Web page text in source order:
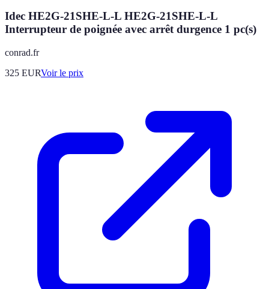
Idec HE2G-21SHE-L-L HE2G-21SHE-L-L
Interrupteur de poignée avec arrêt durgence 1 pc(s)
conrad.fr
325 EURVoir le prix